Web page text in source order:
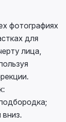
фотографиях
для
лица,